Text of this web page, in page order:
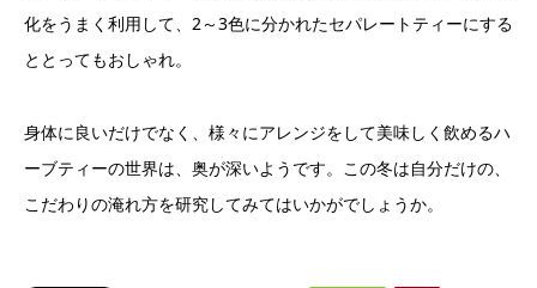
化をうまく利用して、2～3色に分かれたセパレートティーにする
ととってもおしゃれ。
身体に良いだけでなく、様々にアレンジをして美味しく飲めるハ
ーブティーの世界は、奥が深いようです。この冬は自分だけの、
こだわりの淹れ方を研究してみてはいかがでしょうか。